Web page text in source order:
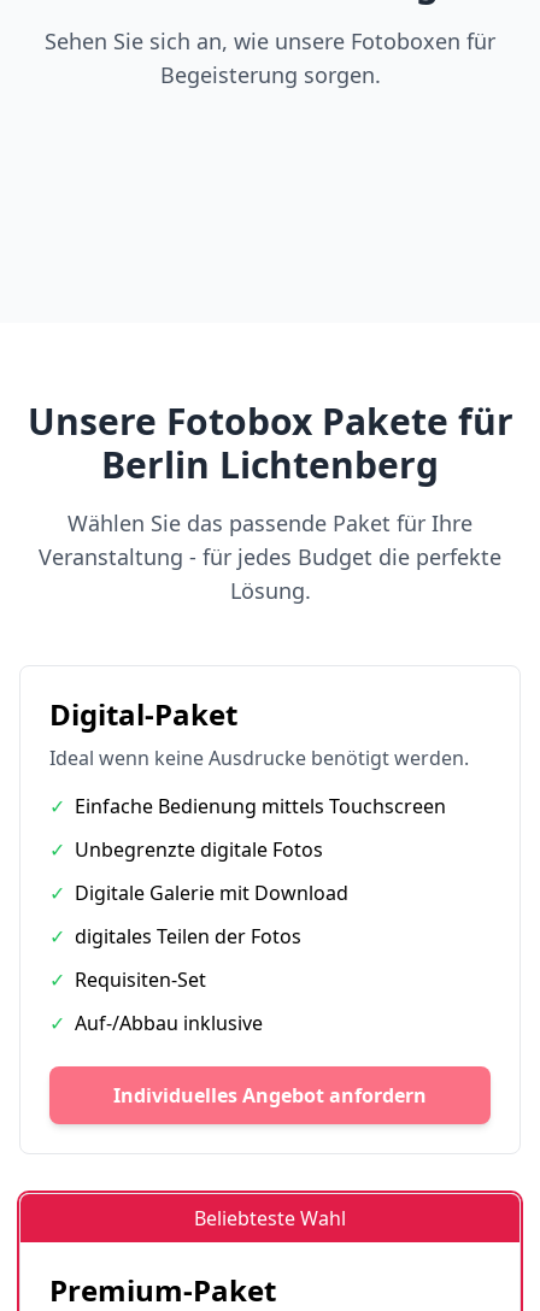
Sehen Sie sich an, wie unsere Fotoboxen für
Begeisterung sorgen.
Unsere Fotobox Pakete für
Berlin Lichtenberg
Wählen Sie das passende Paket für Ihre
Veranstaltung - für jedes Budget die perfekte
Lösung.
Digital-Paket
Ideal wenn keine Ausdrucke benötigt werden.
✓ Einfache Bedienung mittels Touchscreen
✓ Unbegrenzte digitale Fotos
✓ Digitale Galerie mit Download
✓ digitales Teilen der Fotos
✓ Requisiten-Set
✓ Auf-/Abbau inklusive
Individuelles Angebot anfordern
Beliebteste Wahl
Premium-Paket